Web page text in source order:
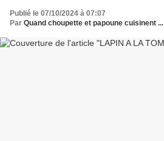
Publié le 07/10/2024 à 07:07
Par Quand choupette et papoune cuisinent ...